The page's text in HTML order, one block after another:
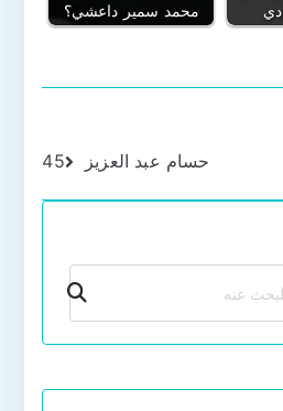
محمد سمير داعشي؟
حسام عبد العزيز 45
بحث